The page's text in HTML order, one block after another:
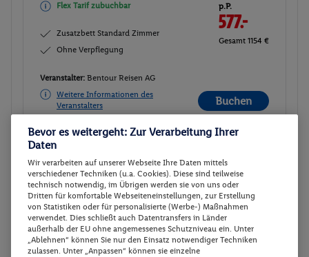
Flex Tarif zubuchbar
Zusatzbett Standard Zimmer
Ohne Verpflegung
p.P.
577.-
Gesamt 1154 €
Veranstalter: Bentour Reisen AG
Weitere Informationen des
Veranstalters
Buchen
DOPPEL/TWIN STANDARD (2/3PAX)
Zimmerdetails
Bevor es weitergeht: Zur Verarbeitung Ihrer
Daten
Wir verarbeiten auf unserer Webseite Ihre Daten mittels
verschiedener Techniken (u.a. Cookies). Diese sind teilweise
technisch notwendig, im Übrigen werden sie von uns oder
Dritten für komfortable Webseiteneinstellungen, zur Erstellung
von Statistiken oder für personalisierte (Werbe-) Maßnahmen
verwendet. Dies schließt auch Datentransfers in Länder
außerhalb der EU ohne angemessenes Schutzniveau ein. Unter
„Ablehnen“ können Sie nur den Einsatz notwendiger Techniken
zulassen. Unter „Anpassen“ können sie einzelne